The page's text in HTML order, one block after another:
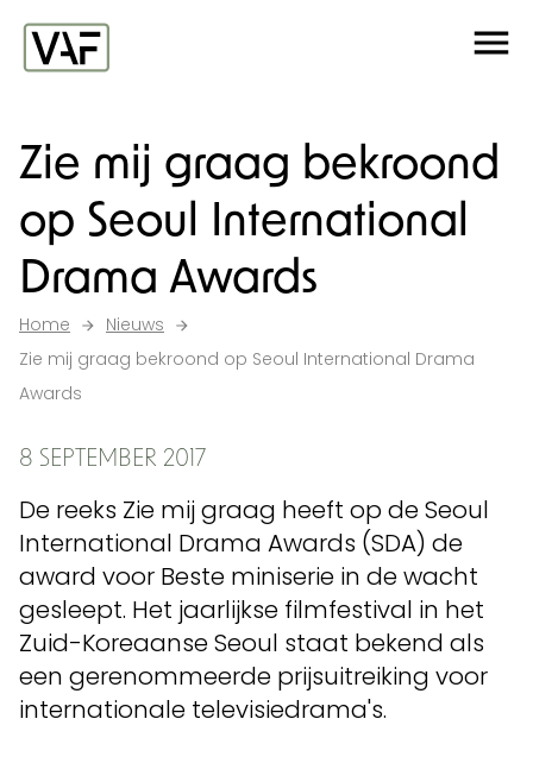
Ga verder naar de inhoud
Zie mij graag bekroond
op Seoul International
Drama Awards
Home
Nieuws
Zie mij graag bekroond op Seoul International Drama
Awards
8 SEPTEMBER 2017
De reeks Zie mij graag heeft op de Seoul
International Drama Awards (SDA) de
award voor Beste miniserie in de wacht
gesleept. Het jaarlijkse filmfestival in het
Zuid-Koreaanse Seoul staat bekend als
een gerenommeerde prijsuitreiking voor
internationale televisiedrama's.